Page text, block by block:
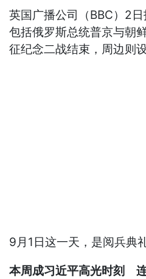
英国广播公司（BBC）2
包括俄罗斯总统普京与朝
征纪念二战结束，周边则
9月1日这一天，是阅兵典
本周成习近平高光时刻